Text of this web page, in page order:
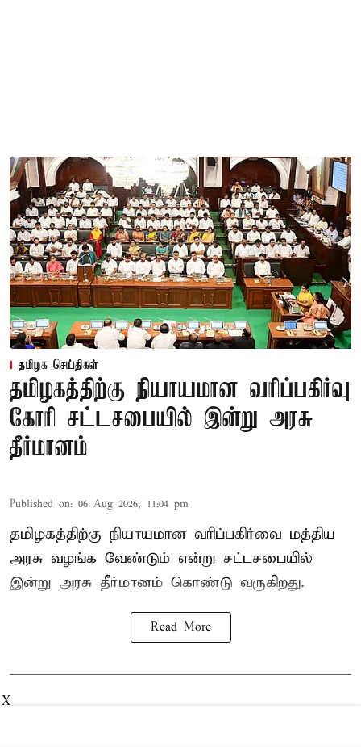
தமிழக செய்திகள்
தமிழகத்திற்கு நியாயமான வரிப்பகிர்வு
கோரி சட்டசபையில் இன்று அரசு
தீர்மானம்
Published on: 06 Aug 2026, 11:04 pm
தமிழகத்திற்கு நியாயமான வரிப்பகிர்வை மத்திய
அரசு வழங்க வேண்டும் என்று சட்டசபையில்
இன்று அரசு தீர்மானம் கொண்டு வருகிறது.
Read More
X